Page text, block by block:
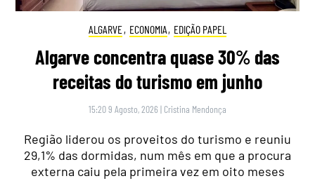
ALGARVE, ECONOMIA, EDIÇÃO PAPEL
Algarve concentra quase 30% das
receitas do turismo em junho
15:20 9 Agosto, 2026 | Cristina Mendonça
Região liderou os proveitos do turismo e reuniu
29,1% das dormidas, num mês em que a procura
externa caiu pela primeira vez em oito meses